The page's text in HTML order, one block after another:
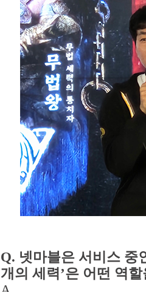
Q. 넷마블은 서비스 중
개의 세력’은 어떤 역